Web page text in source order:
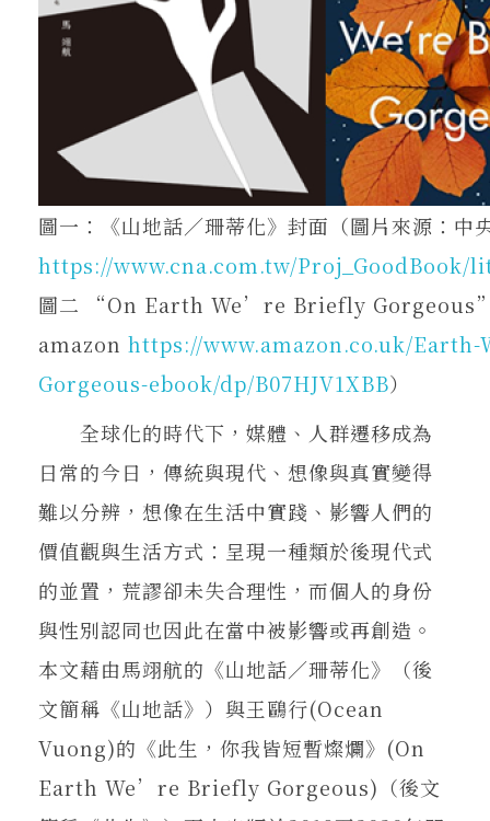
圖一：《山地話／珊蒂化》封面（圖片來源：中
https://www.cna.com.tw/Proj_GoodBook/
圖二 “On Earth We’re Briefly Gorgeous”
amazon https://www.amazon.co.uk/
Gorgeous-ebook/dp/B07HJV1XBB）
全球化的時代下，媒體、人群遷移成為
日常的今日，傳統與現代、想像與真實變得
難以分辨，想像在生活中實踐、影響人們的
價值觀與生活方式：呈現一種類於後現代式
的並置，荒謬卻未失合理性，而個人的身份
與性別認同也因此在當中被影響或再創造。
本文藉由馬翊航的《山地話／珊蒂化》（後
文簡稱《山地話》）與王鷗行(Ocean
Vuong)的《此生，你我皆短暫燦爛》(On
Earth We’re Briefly Gorgeous)（後文